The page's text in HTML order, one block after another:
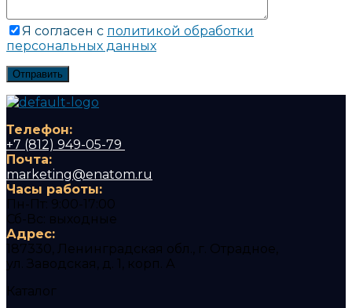
Я согласен с политикой обработки
персональных данных
Телефон:
+7 (812) 949-05-79
Почта:
marketing@enatom.ru
Часы работы:
Пн-Пт: 9:00-17:00
Сб-Вс: выходные
Адрес:
187330, Ленинградская обл., г. Отрадное,
ул. Заводская, д. 1, корп. А
Каталог